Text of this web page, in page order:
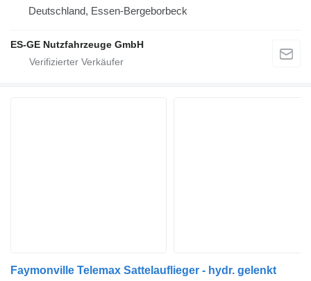
Deutschland, Essen-Bergeborbeck
ES-GE Nutzfahrzeuge GmbH
Faymonville Telemax Sattelauflieger - hydr. gelenkt